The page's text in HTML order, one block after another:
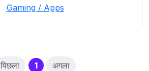
Gaming / Apps
पिछला 1(current)
अगला